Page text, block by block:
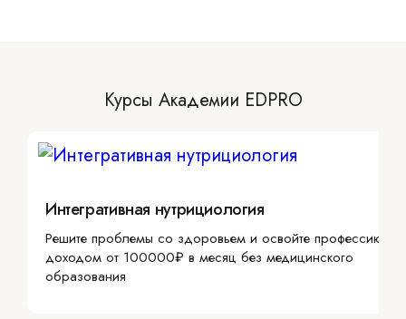
Курсы Академии EDPRO
Интегративная нутрициология
Решите проблемы со здоровьем и освойте профессию с
доходом от 100000₽ в месяц без медицинского
образования